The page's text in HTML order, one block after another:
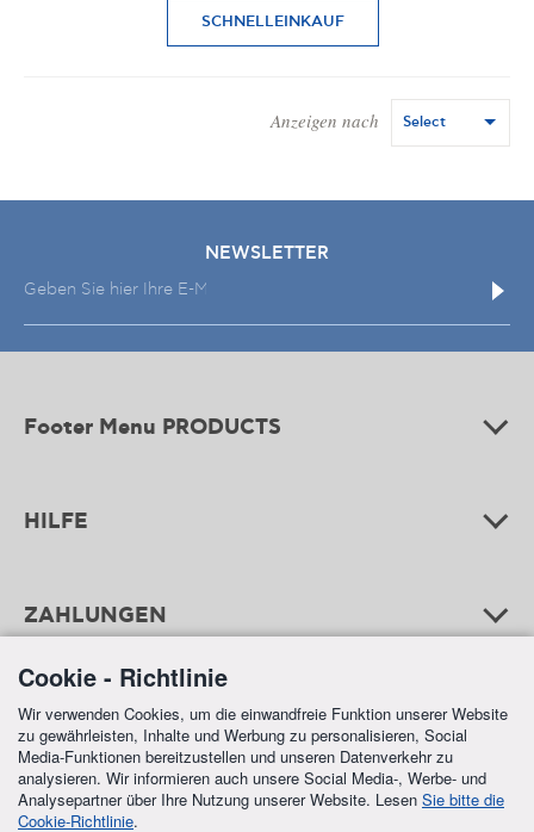
SCHNELLEINKAUF
Anzeigen nach Select
NEWSLETTER
Footer Menu PRODUCTS
HILFE
ZAHLUNGEN
Cookie - Richtlinie
Wir verwenden Cookies, um die einwandfreie Funktion unserer Website
zu gewährleisten, Inhalte und Werbung zu personalisieren, Social
Media-Funktionen bereitzustellen und unseren Datenverkehr zu
analysieren. Wir informieren auch unsere Social Media-, Werbe- und
Analysepartner über Ihre Nutzung unserer Website. Lesen Sie bitte die
Cookie-Richtlinie.